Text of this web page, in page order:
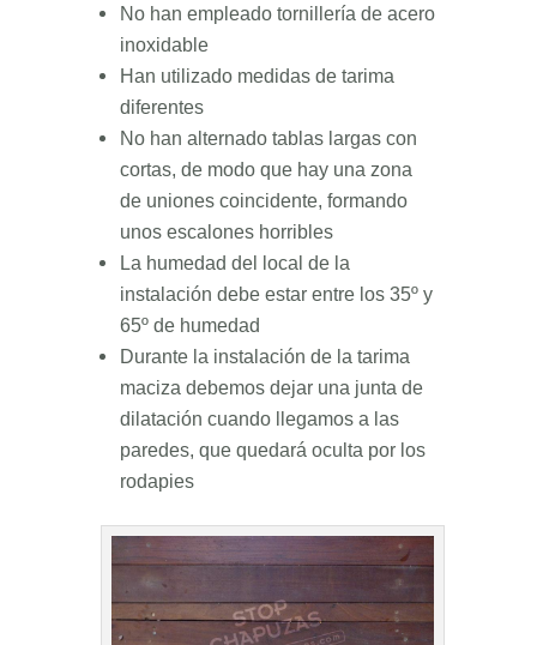
No han empleado tornillería de acero
inoxidable
Han utilizado medidas de tarima
diferentes
No han alternado tablas largas con
cortas, de modo que hay una zona
de uniones coincidente, formando
unos escalones horribles
La humedad del local de la
instalación debe estar entre los 35º y
65º de humedad
Durante la instalación de la tarima
maciza debemos dejar una junta de
dilatación cuando llegamos a las
paredes, que quedará oculta por los
rodapies